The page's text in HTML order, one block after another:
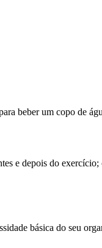
beber um copo de
e depois do
básica do seu